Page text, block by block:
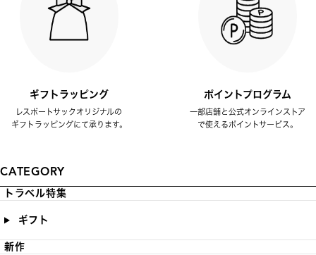
ギフトラッピング
レスポートサックオリジナルの
ギフトラッピングにて承ります。
ポイントプログラム
一部店舗と公式オンラインストア
で使えるポイントサービス。
CATEGORY
トラベル特集
ギフト
新作